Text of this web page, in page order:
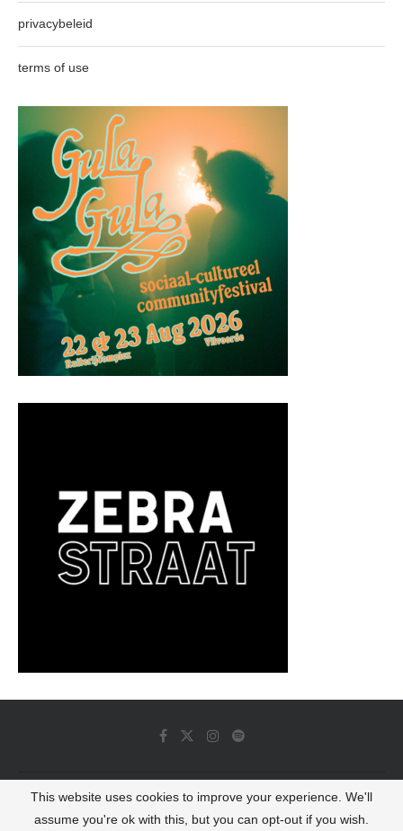
privacybeleid
terms of use
© 2022 - Luminous Dash All Rights Reserved
This website uses cookies to improve your experience. We'll
assume you're ok with this, but you can opt-out if you wish.